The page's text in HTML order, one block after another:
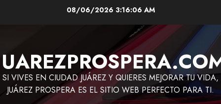
08/06/2026 3:16:06 AM
SI VIVES EN CIUDAD JUÁREZ Y QUIERES MEJORAR TU VIDA,
JUÁREZ PROSPERA ES EL SITIO WEB PERFECTO PARA TI.